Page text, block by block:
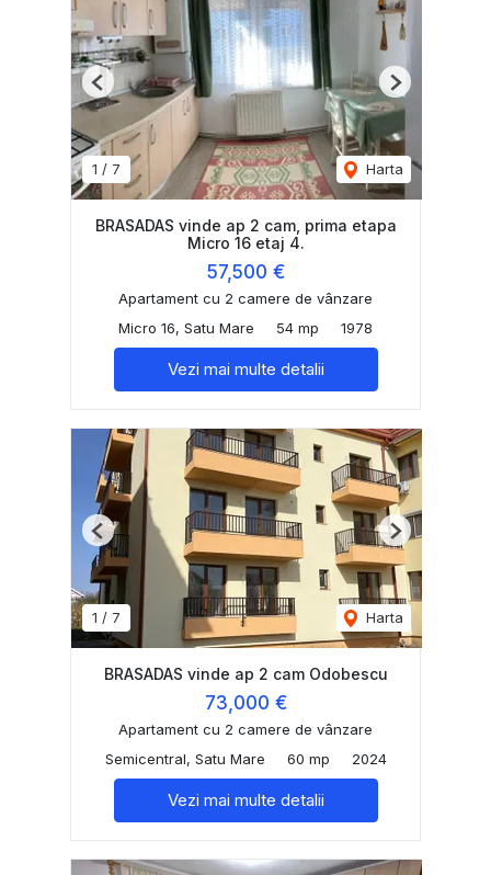
1 / 7 Harta
Previous Next
BRASADAS vinde ap 2 cam, prima etapa
Micro 16 etaj 4.
57,500 €
Apartament cu 2 camere de vânzare
Micro 16, Satu Mare
54 mp 1978
Vezi mai multe detalii
1 / 7 Harta
Previous Next
BRASADAS vinde ap 2 cam Odobescu
73,000 €
Apartament cu 2 camere de vânzare
Semicentral, Satu Mare
60 mp 2024
Vezi mai multe detalii